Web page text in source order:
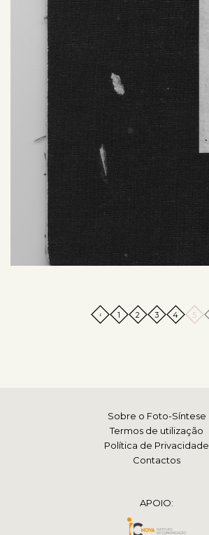
‹ 1 2 3 4 5
Sobre o Foto-Síntese
Termos de utilização
Política de Privacidade
Contactos
APOIO: